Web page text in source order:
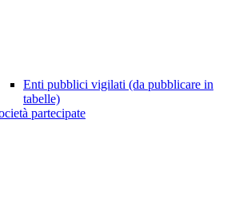
Enti pubblici vigilati (da pubblicare in
tabelle)
partecipate